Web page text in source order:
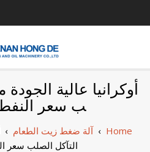
أوكرانيا عالية
ب سعر
Home
›آلة ضغط زيت الطعام ›
التآكل الصلب سعر